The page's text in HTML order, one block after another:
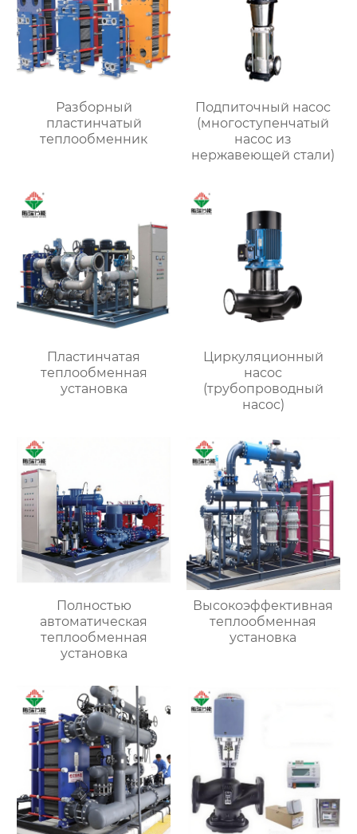
Разборный
пластинчатый
теплообменник
Подпиточный насос
(многоступенчатый
насос из
нержавеющей стали)
Пластинчатая
теплообменная
установка
Циркуляционный
насос
(трубопроводный
насос)
Полностью
автоматическая
теплообменная
установка
Высокоэффективная
теплообменная
установка